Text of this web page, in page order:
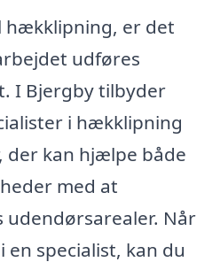
hækklipning, er det
udføres
I Bjergby tilbyder
i hækklipning
der kan hjælpe både
med at
udendørsarealer. Når
specialist, kan du